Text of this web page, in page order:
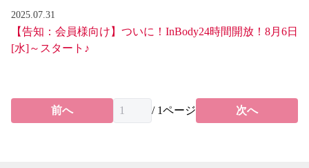
2025.07.31
【告知：会員様向け】ついに！InBody24時間開放！8月6日
[水]～スタート♪
前へ / 1ページ 次へ